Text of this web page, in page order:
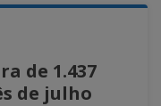
de 1.437
de julho